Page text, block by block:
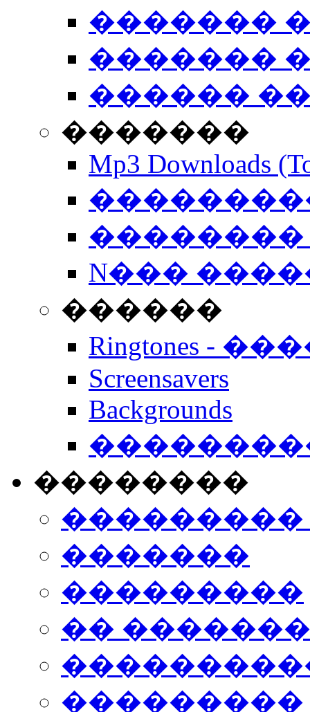
�������
�������
������
�������
Mp3 Downloads
��������
N���
������
Ringtones -
Screensavers
Backgrounds
��������
���������
�������
���������
��
���������